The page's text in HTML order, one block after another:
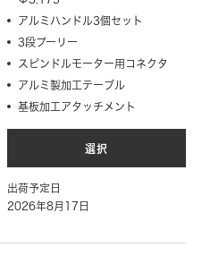
アルミハンドル3個セット
3段プーリー
スピンドルモーター用コネクタ
アルミ製加工テーブル
基板加工アタッチメント
選択
出荷予定日
2026年8月17日